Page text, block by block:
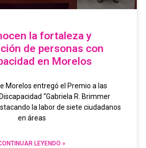
la fortaleza y
de personas con
en Morelos
Morelos entregó el Premio a las
“Gabriela R. Brimmer
la labor de siete ciudadanos
en áreas
LEYENDO »